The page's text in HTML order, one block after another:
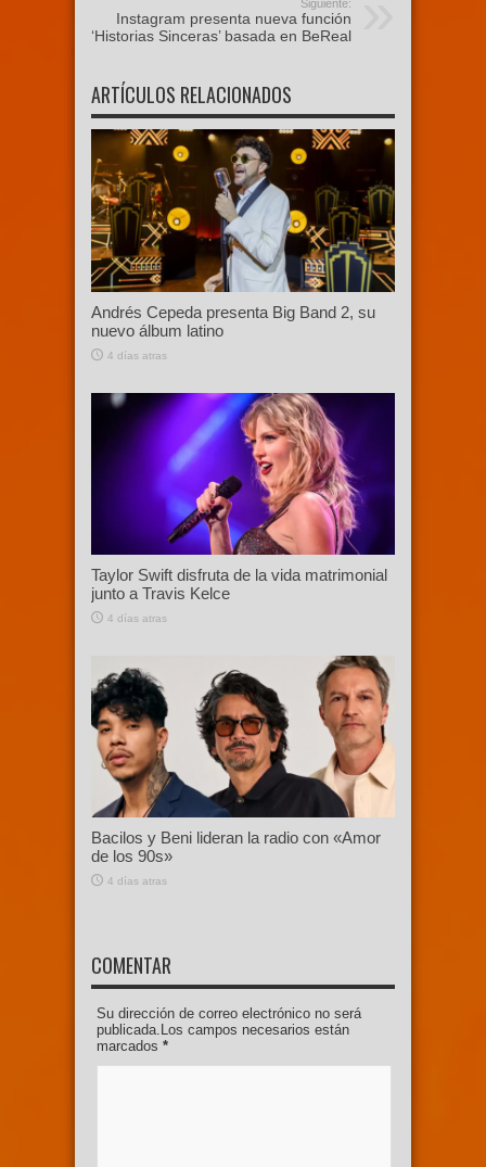
Siguiente:
Instagram presenta nueva función
‘Historias Sinceras’ basada en BeReal
ARTÍCULOS RELACIONADOS
Andrés Cepeda presenta Big Band 2, su
nuevo álbum latino
4 días atras
Taylor Swift disfruta de la vida matrimonial
junto a Travis Kelce
4 días atras
Bacilos y Beni lideran la radio con «Amor
de los 90s»
4 días atras
COMENTAR
Su dirección de correo electrónico no será
publicada.Los campos necesarios están
marcados *